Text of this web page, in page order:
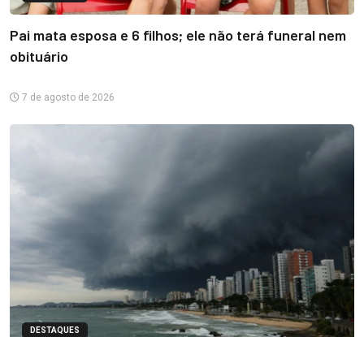
Pai mata esposa e 6 filhos; ele não terá funeral nem
obituário
7 de agosto de 2026
DESTAQUES